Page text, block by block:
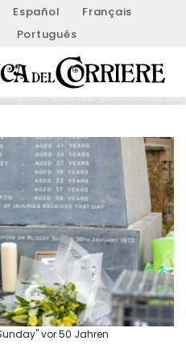
Español
Français
Português
vor 50 Jahren